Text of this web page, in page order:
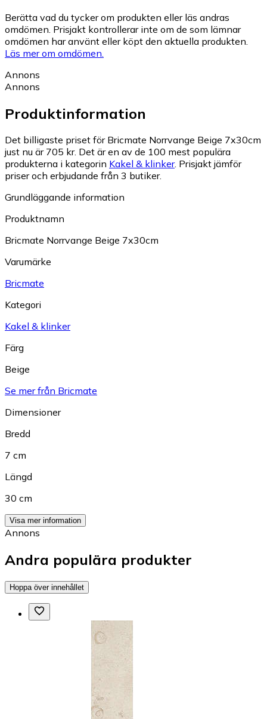
Berätta vad du tycker om produkten eller läs andras
omdömen. Prisjakt kontrollerar inte om de som lämnar
omdömen har använt eller köpt den aktuella produkten.
Läs mer om omdömen.
Annons
Annons
Produktinformation
Det billigaste priset för Bricmate Norrvange Beige 7x30cm
just nu är 705 kr. Det är en av de 100 mest populära
produkterna i kategorin Kakel & klinker. Prisjakt jämför
priser och erbjudande från 3 butiker.
Grundläggande information
Produktnamn
Bricmate Norrvange Beige 7x30cm
Varumärke
Bricmate
Kategori
Kakel & klinker
Färg
Beige
Se mer från Bricmate
Dimensioner
Bredd
7 cm
Längd
30 cm
Visa mer information
Annons
Andra populära produkter
Hoppa över innehållet